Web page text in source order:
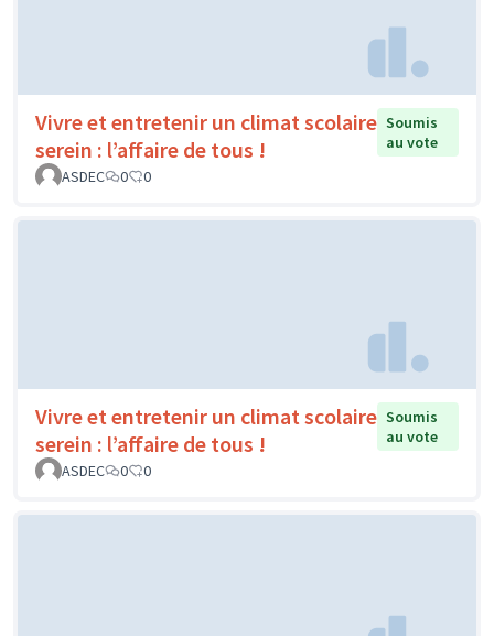
Vivre et entretenir un climat scolaire
serein : l’affaire de tous !
Soumis
au vote
ASDEC
0 0
Vivre et entretenir un climat scolaire
serein : l’affaire de tous !
Soumis
au vote
ASDEC
0 0